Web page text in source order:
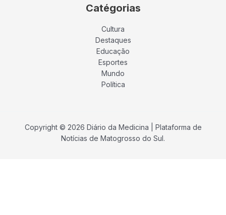
Catégorias
Cultura
Destaques
Educação
Esportes
Mundo
Política
Copyright © 2026 Diário da Medicina | Plataforma de
Notícias de Matogrosso do Sul.